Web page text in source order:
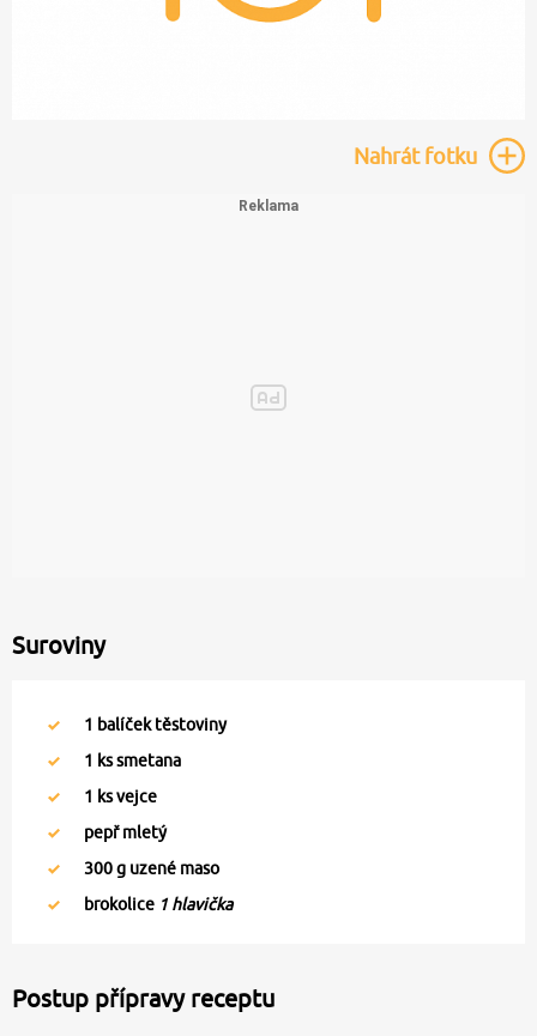
Nahrátfotku
Suroviny
1 balíček těstoviny
1 ks smetana
1 ks vejce
pepř mletý
300g uzené maso
brokolice 1 hlavička
Postup přípravy receptu